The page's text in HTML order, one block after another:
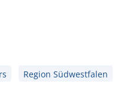
Region Südwestfalen